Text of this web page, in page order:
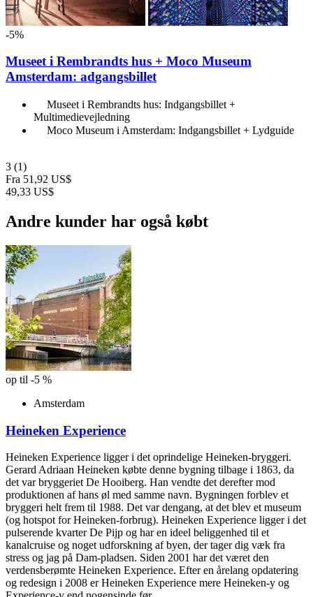
-5%
Museet i Rembrandts hus + Moco Museum
Amsterdam: adgangsbillet
Museet i Rembrandts hus: Indgangsbillet +
Multimedievejledning
Moco Museum i Amsterdam: Indgangsbillet + Lydguide
3 (1)
Fra 51,92 US$
49,33 US$
Andre kunder har også købt
op til -5 %
Amsterdam
Heineken Experience
Heineken Experience ligger i det oprindelige Heineken-bryggeri.
Gerard Adriaan Heineken købte denne bygning tilbage i 1863, da
det var bryggeriet De Hooiberg. Han vendte det derefter mod
produktionen af hans øl med samme navn. Bygningen forblev et
bryggeri helt frem til 1988. Det var dengang, at det blev et museum
(og hotspot for Heineken-forbrug). Heineken Experience ligger i det
pulserende kvarter De Pijp og har en ideel beliggenhed til et
kanalcruise og noget udforskning af byen, der tager dig væk fra
stress og jag på Dam-pladsen. Siden 2001 har det været den
verdensberømte Heineken Experience. Efter en årelang opdatering
og redesign i 2008 er Heineken Experience mere Heineken-y og